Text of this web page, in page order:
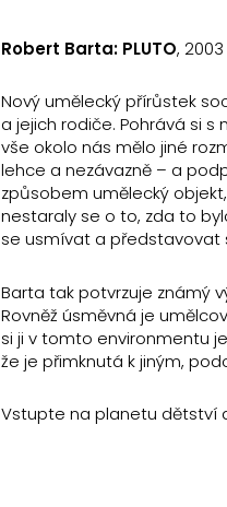
Robert Barta: PLUTO,
Nový umělecký přírůstek
a jejich rodiče. Pohrává si
vše okolo nás mělo jiné
lehce a nezávazně – a
způsobem umělecký
nestaraly se o to, zda to
se usmívat a představovat
Barta tak potvrzuje známý
Rovněž úsměvná je
si ji v tomto environmentu
že je přimknutá k jiným,
Vstupte na planetu dětství